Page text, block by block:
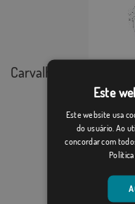
Carvalhal (Grândola)
Este
Este website usa
do usuário. Ao
concordar com
Política